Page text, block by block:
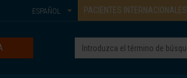
PACIENTES INTERNACIONALES
ESPAÑOL